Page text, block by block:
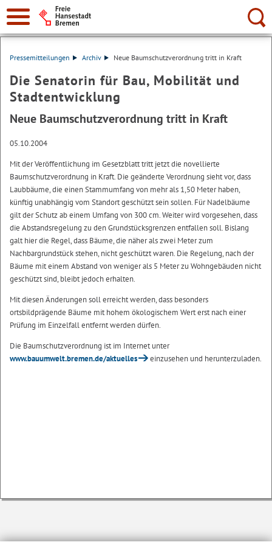
Suche:
Pressemitteilungen Archiv Neue Baumschutzverordnung tritt in Kraft
Die Senatorin für Bau, Mobilität und
Stadtentwicklung
Neue Baumschutzverordnung tritt in Kraft
05.10.2004
Mit der Veröffentlichung im Gesetzblatt tritt jetzt die novellierte
Baumschutzverordnung in Kraft. Die geänderte Verordnung sieht vor, dass
Laubbäume, die einen Stammumfang von mehr als 1,50 Meter haben,
künftig unabhängig vom Standort geschützt sein sollen. Für Nadelbäume
gilt der Schutz ab einem Umfang von 300 cm. Weiter wird vorgesehen, dass
die Abstandsregelung zu den Grundstücksgrenzen entfallen soll. Bislang
galt hier die Regel, dass Bäume, die näher als zwei Meter zum
Nachbargrundstück stehen, nicht geschützt waren. Die Regelung, nach der
Bäume mit einem Abstand von weniger als 5 Meter zu Wohngebäuden nicht
geschützt sind, bleibt jedoch erhalten.
Mit diesen Änderungen soll erreicht werden, dass besonders
ortsbildprägende Bäume mit hohem ökologischem Wert erst nach einer
Prüfung im Einzelfall entfernt werden dürfen.
Die Baumschutzverordnung ist im Internet unter
www.bauumwelt.bremen.de/aktuelles
einzusehen und herunterzuladen.